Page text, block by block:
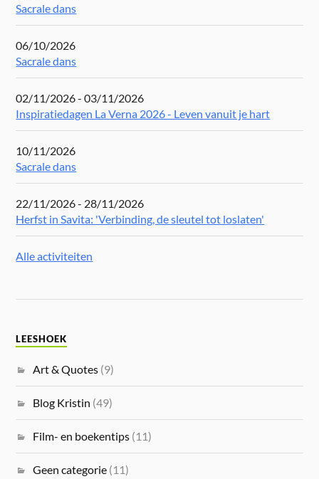
Sacrale dans
06/10/2026
Sacrale dans
02/11/2026 - 03/11/2026
Inspiratiedagen La Verna 2026 - Leven vanuit je hart
10/11/2026
Sacrale dans
22/11/2026 - 28/11/2026
Herfst in Savita: 'Verbinding, de sleutel tot loslaten'
Alle activiteiten
LEESHOEK
Art & Quotes (9)
Blog Kristin (49)
Film- en boekentips (11)
Geen categorie (11)